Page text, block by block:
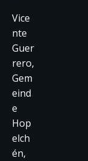
Vice
nte
Guer
rero,
Gem
eind
e
Hop
elch
én,